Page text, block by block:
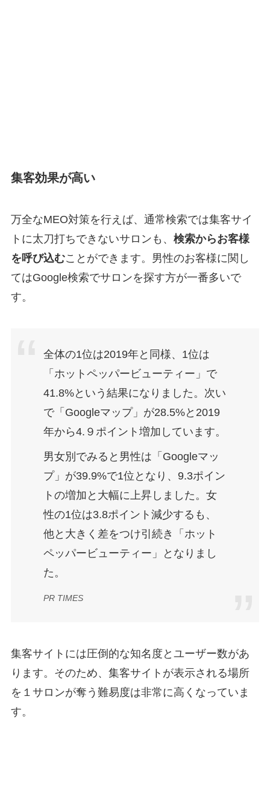
集客効果が高い
万全なMEO対策を行えば、通常検索では集客サイ
トに太刀打ちできないサロンも、 検索からお客様
を呼び込むことができます。男性のお客様に関し
てはGoogle検索でサロンを探す方が一番多いで
す。
全体の1位は2019年と同様、1位は
「ホットペッパービューティー」で
41.8%という結果になりました。次い
で「Googleマップ」が28.5%と2019
年から4.９ポイント増加しています。
男女別でみると男性は「Googleマッ
プ」が39.9%で1位となり、9.3ポイン
トの増加と大幅に上昇しました。女
性の1位は3.8ポイント減少するも、
他と大きく差をつけ引続き「ホット
ペッパービューティー」となりまし
た。
PR TIMES
集客サイトには圧倒的な知名度とユーザー数があ
ります。そのため、集客サイトが表示される場所
を１サロンが奪う難易度は非常に高くなっていま
す。